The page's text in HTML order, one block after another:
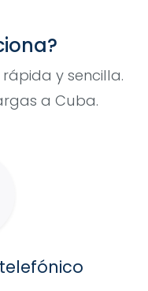
y sencilla.
a Cuba.